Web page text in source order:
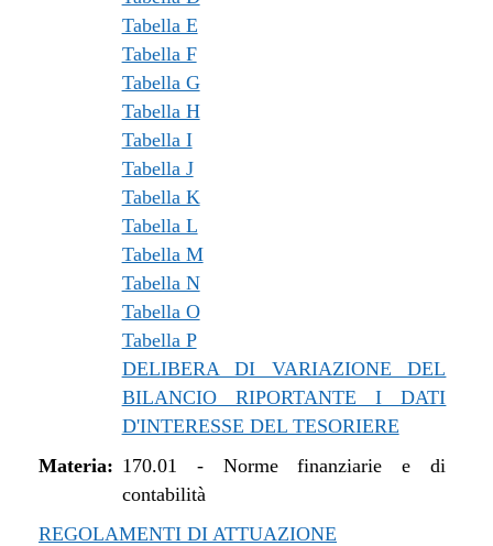
Tabella E
Tabella F
Tabella G
Tabella H
Tabella I
Tabella J
Tabella K
Tabella L
Tabella M
Tabella N
Tabella O
Tabella P
DELIBERA DI VARIAZIONE DEL
BILANCIO RIPORTANTE I DATI
D'INTERESSE DEL TESORIERE
Materia: 170.01 - Norme finanziarie e di
contabilità
REGOLAMENTI DI ATTUAZIONE